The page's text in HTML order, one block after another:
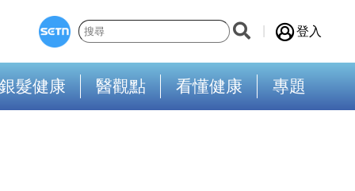
登入
銀髮健康 醫觀點 看懂健康 專題